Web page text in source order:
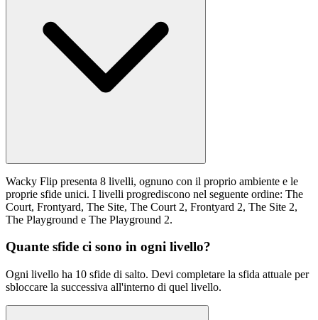
Wacky Flip presenta 8 livelli, ognuno con il proprio ambiente e le
proprie sfide unici. I livelli progrediscono nel seguente ordine: The
Court, Frontyard, The Site, The Court 2, Frontyard 2, The Site 2,
The Playground e The Playground 2.
Quante sfide ci sono in ogni livello?
Ogni livello ha 10 sfide di salto. Devi completare la sfida attuale per
sbloccare la successiva all'interno di quel livello.